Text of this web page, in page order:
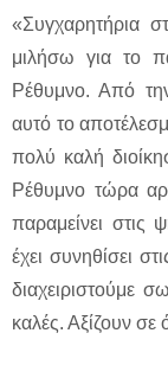
«Συγχαρητήρια
μιλήσω για το
Ρέθυμνο. Από
αυτό το
πολύ καλή
Ρέθυμνο τώρα
παραμείνει στις
έχει συνηθίσει
διαχειριστούμε
καλές. Αξίζουν σε